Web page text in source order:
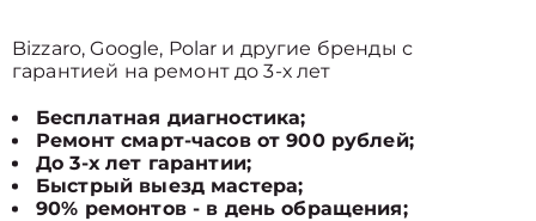
Bizzaro, Google, Polar и другие бренды с
гарантией на ремонт до 3-х лет
Бесплатная диагностика;
Ремонт смарт-часов от 900 рублей;
До 3-х лет гарантии;
Быстрый выезд мастера;
90% ремонтов - в день обращения;